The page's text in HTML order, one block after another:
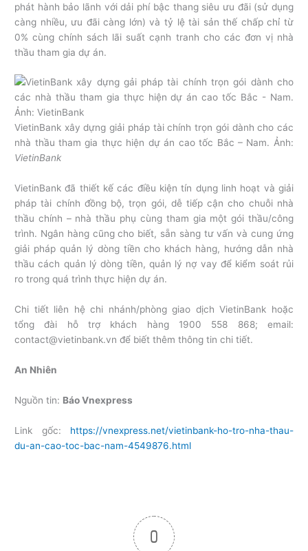
phát hành bảo lãnh với dải phí bậc thang siêu ưu đãi (sử dụng
càng nhiều, ưu đãi càng lớn) và tỷ lệ tài sản thế chấp chỉ từ
0% cùng chính sách lãi suất cạnh tranh cho các đơn vị nhà
thầu tham gia dự án.
VietinBank xây dựng giải pháp tài chính trọn gói dành cho các
nhà thầu tham gia thực hiện dự án cao tốc Bắc – Nam. Ảnh:
VietinBank
VietinBank đã thiết kế các điều kiện tín dụng linh hoạt và giải
pháp tài chính đồng bộ, trọn gói, dễ tiếp cận cho chuỗi nhà
thầu chính – nhà thầu phụ cùng tham gia một gói thầu/công
trình. Ngân hàng cũng cho biết, sẵn sàng tư vấn và cung ứng
giải pháp quản lý dòng tiền cho khách hàng, hướng dẫn nhà
thầu cách quản lý dòng tiền, quản lý nợ vay để kiểm soát rủi
ro trong quá trình thực hiện dự án.
Chi tiết liên hệ chi nhánh/phòng giao dịch VietinBank hoặc
tổng đài hỗ trợ khách hàng 1900 558 868; email:
contact@vietinbank.vn để biết thêm thông tin chi tiết.
An Nhiên
Nguồn tin: Báo Vnexpress
Link gốc: https://vnexpress.net/vietinbank-ho-tro-nha-thau-
du-an-cao-toc-bac-nam-4549876.html
0